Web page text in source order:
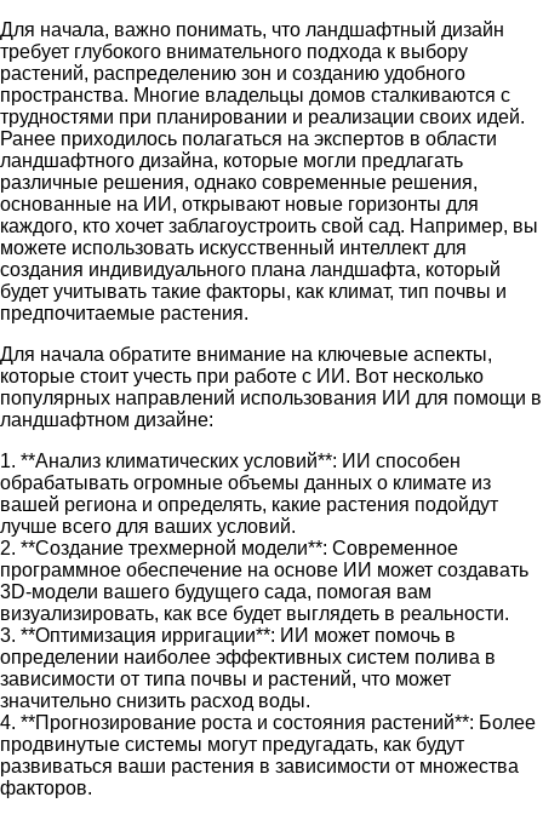
Для начала, важно понимать, что ландшафтный дизайн
требует глубокого внимательного подхода к выбору
растений, распределению зон и созданию удобного
пространства. Многие владельцы домов сталкиваются с
трудностями при планировании и реализации своих идей.
Ранее приходилось полагаться на экспертов в области
ландшафтного дизайна, которые могли предлагать
различные решения, однако современные решения,
основанные на ИИ, открывают новые горизонты для
каждого, кто хочет заблагоустроить свой сад. Например, вы
можете использовать искусственный интеллект для
создания индивидуального плана ландшафта, который
будет учитывать такие факторы, как климат, тип почвы и
предпочитаемые растения.
Для начала обратите внимание на ключевые аспекты,
которые стоит учесть при работе с ИИ. Вот несколько
популярных направлений использования ИИ для помощи в
ландшафтном дизайне:
1. **Анализ климатических условий**: ИИ способен
обрабатывать огромные объемы данных о климате из
вашей региона и определять, какие растения подойдут
лучше всего для ваших условий.
2. **Создание трехмерной модели**: Современное
программное обеспечение на основе ИИ может создавать
3D-модели вашего будущего сада, помогая вам
визуализировать, как все будет выглядеть в реальности.
3. **Оптимизация ирригации**: ИИ может помочь в
определении наиболее эффективных систем полива в
зависимости от типа почвы и растений, что может
значительно снизить расход воды.
4. **Прогнозирование роста и состояния растений**: Более
продвинутые системы могут предугадать, как будут
развиваться ваши растения в зависимости от множества
факторов.